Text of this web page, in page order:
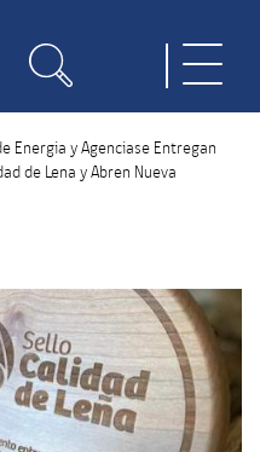
Energia y Agenciase Entregan
de Lena y Abren Nueva